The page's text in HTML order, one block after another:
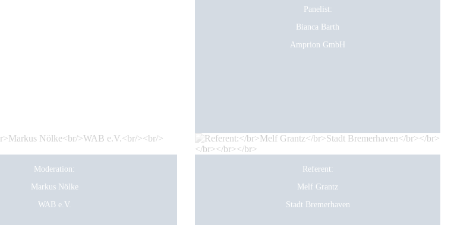
Panelist:
Bianca Barth
Amprion GmbH
Moderation:
Markus Nölke
WAB e.V.
Referent:
Melf Grantz
Stadt Bremerhaven